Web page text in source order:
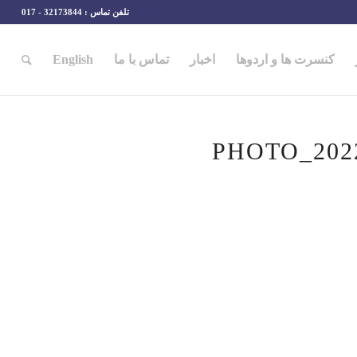
تلفن تماس : 32173844 - 017
کنسرت ها و اردوها اخبار تماس با ما English